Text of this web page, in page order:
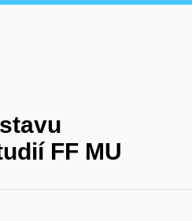
FF MU